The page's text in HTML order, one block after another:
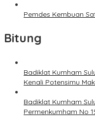
Pemdes Kembuan
Bitung
Badiklat Kumham
Kenali Potensimu
Badiklat Kumham
Permenkumham No